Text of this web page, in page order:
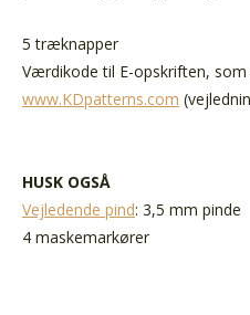
5 træknapper
Værdikode til E-opskriften, som
www.KDpatterns.com
HUSK OGSÅ
Vejledende pind: 3,5 mm pinde
4 maskemarkører